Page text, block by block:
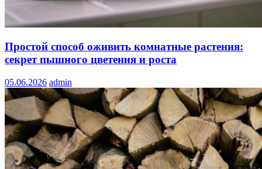
Простой способ оживить комнатные растения:
секрет пышного цветения и роста
05.06.2026 admin